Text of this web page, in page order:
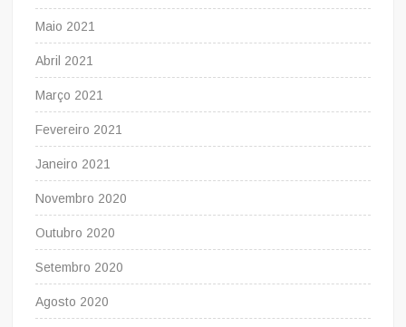
Maio 2021
Abril 2021
Março 2021
Fevereiro 2021
Janeiro 2021
Novembro 2020
Outubro 2020
Setembro 2020
Agosto 2020